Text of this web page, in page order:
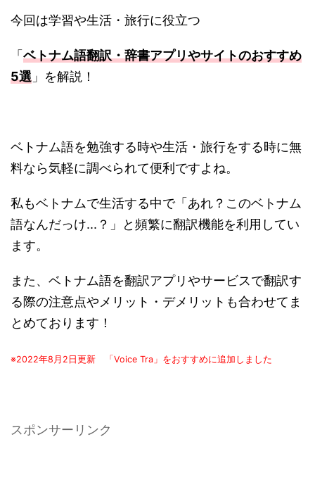
今回は学習や生活・旅行に役立つ
「 ベトナム語翻訳・辞書アプリやサイトのおすすめ
5選 」を解説！
ベトナム語を勉強する時や生活・旅行をする時に無
料なら気軽に調べられて便利ですよね。
私もベトナムで生活する中で「あれ？このベトナム
語なんだっけ...？」と頻繁に翻訳機能を利用してい
ます。
また、ベトナム語を翻訳アプリやサービスで翻訳す
る際の注意点やメリット・デメリットも合わせてま
とめております！
※2022年8月2日更新 「Voice Tra」をおすすめに追加しました
スポンサーリンク